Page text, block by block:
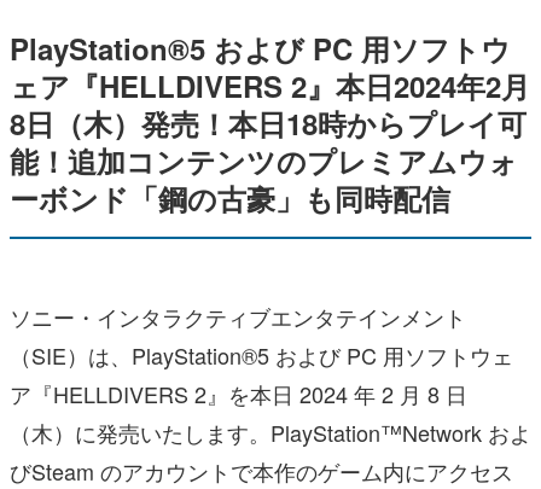
PlayStation®5 および PC 用ソフトウ
ェア『HELLDIVERS 2』本日2024年2月
8日（木）発売！本日18時からプレイ可
能！追加コンテンツのプレミアムウォ
ーボンド「鋼の古豪」も同時配信
ソニー・インタラクティブエンタテインメント
（SIE）は、PlayStation®5 および PC 用ソフトウェ
ア『HELLDIVERS 2』を本日 2024 年 2 月 8 日
（木）に発売いたします。PlayStation™Network およ
びSteam のアカウントで本作のゲーム内にアクセス